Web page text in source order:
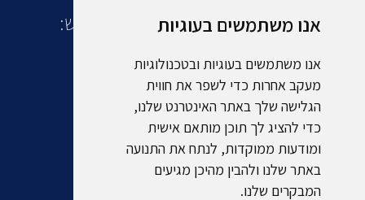
אנו משתמשים בעוגיות
אנו משתמשים בעוגיות ובטכנולוגיות
מעקב אחרות כדי לשפר את חווית
הגלישה שלך באתר האינטרנט שלנו,
כדי להציג לך תוכן מותאם אישית
ומודעות ממוקדות, לנתח את התנועה
באתר שלנו ולהבין מהיכן מגיעים
המבקרים שלנו.
עוד מקבוצת אמסלם תיירות ונופש: